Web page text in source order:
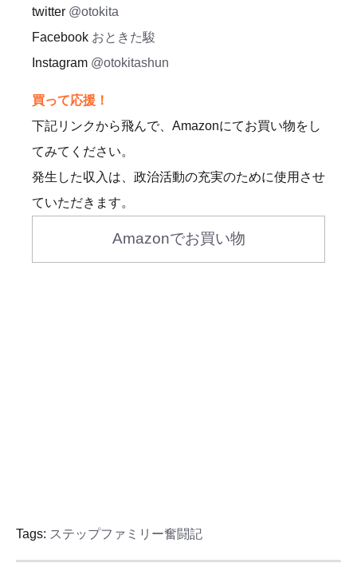
twitter @otokita
Facebook おときた駿
Instagram @otokitashun
買って応援！
下記リンクから飛んで、Amazonにてお買い物をし
てみてください。
発生した収入は、政治活動の充実のために使用させ
ていただきます。
Amazonでお買い物
Tags: ステップファミリー奮闘記